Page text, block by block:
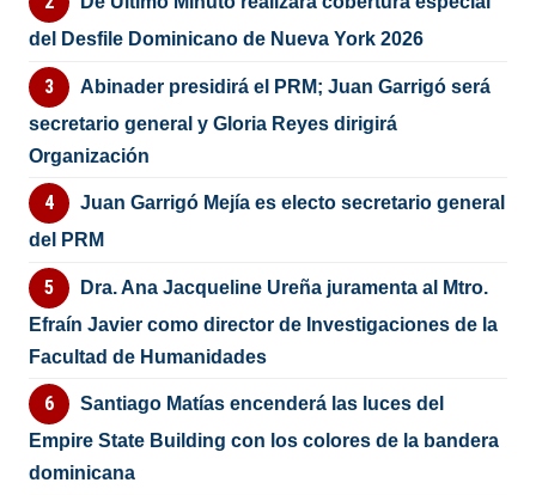
del Desfile Dominicano de Nueva York 2026
Abinader presidirá el PRM; Juan Garrigó será
secretario general y Gloria Reyes dirigirá
Organización
Juan Garrigó Mejía es electo secretario general
del PRM
Dra. Ana Jacqueline Ureña juramenta al Mtro.
Efraín Javier como director de Investigaciones de la
Facultad de Humanidades
Santiago Matías encenderá las luces del
Empire State Building con los colores de la bandera
dominicana